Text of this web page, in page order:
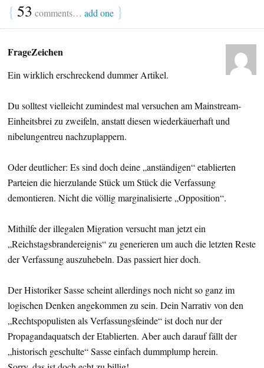
{ 53 comments… add one }
FrageZeichen
Ein wirklich erschreckend dummer Artikel.
Du solltest vielleicht zumindest mal versuchen am Mainstream-
Einheitsbrei zu zweifeln, anstatt diesen wiederkäuerhaft und
nibelungentreu nachzuplappern.
Oder deutlicher: Es sind doch deine „anständigen“ etablierten
Parteien die hierzulande Stück um Stück die Verfassung
demontieren. Nicht die völlig marginalisierte „Opposition“.
Mithilfe der illegalen Migration versucht man jetzt ein
„Reichstagsbrandereignis“ zu generieren um auch die letzten Reste
der Verfassung auszuhebeln. Das passiert hier doch.
Der Historiker Sasse scheint allerdings noch nicht so ganz im
logischen Denken angekommen zu sein. Dein Narrativ von den
„Rechtspopulisten als Verfassungsfeinde“ ist doch nur der
Propagandaquatsch der Etablierten. Aber auch darauf fällt der
„historisch geschulte“ Sasse einfach dummplump herein.